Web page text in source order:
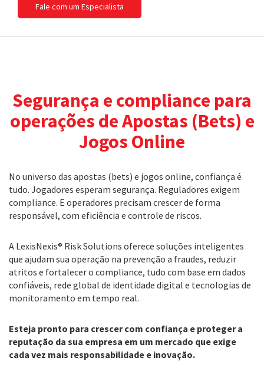
Fale com um Especialista
Segurança e compliance para
operações de Apostas (Bets) e
Jogos Online
No universo das apostas (bets) e jogos online, confiança é
tudo. Jogadores esperam segurança. Reguladores exigem
compliance. E operadores precisam crescer de forma
responsável, com eficiência e controle de riscos.
A LexisNexis® Risk Solutions oferece soluções inteligentes
que ajudam sua operação na prevenção a fraudes, reduzir
atritos e fortalecer o compliance, tudo com base em dados
confiáveis, rede global de identidade digital e tecnologias de
monitoramento em tempo real.
Esteja pronto para crescer com confiança e proteger a
reputação da sua empresa em um mercado que exige
cada vez mais responsabilidade e inovação.